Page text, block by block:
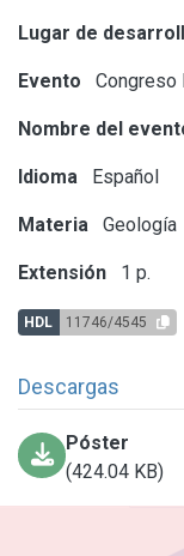
Lugar de
Evento Congreso
Nombre del
Idioma Español
Materia Geología
Extensión 1 p.
HDL 11746/4545
Descargas
Póster
(424.04 KB)